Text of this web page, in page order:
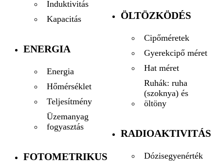
Induktivitás
Kapacitás
ENERGIA
Energia
Hőmérséklet
Teljesítmény
Üzemanyag
fogyasztás
FOTOMETRIKUS
ÖLTÖZKÖDÉS
Cipőméretek
Gyerekcipő méret
Hat méret
Ruhák: ruha
(szoknya) és
öltöny
RADIOAKTIVITÁS
Dózisegyenérték